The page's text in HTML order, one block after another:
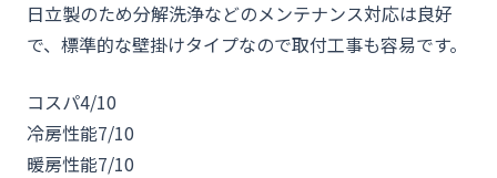
日立製のため分解洗浄などのメンテナンス対応は良好
で、標準的な壁掛けタイプなので取付工事も容易です。
コスパ4/10
冷房性能7/10
暖房性能7/10